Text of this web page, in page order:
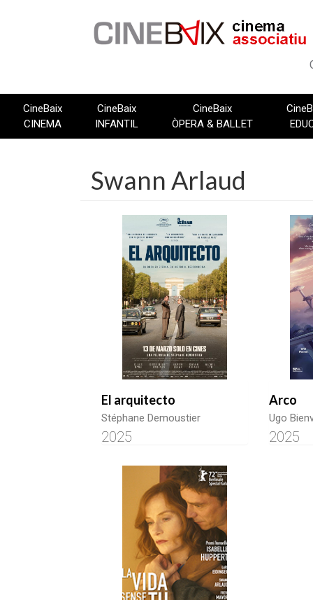
CineBaix
CINEMA
CineBaix
INFANTIL
CineBaix
ÒPERA & BALLET
Swann Arlaud
El arquitecto
Stéphane Demoustier
2025
Arco
Ugo
2025